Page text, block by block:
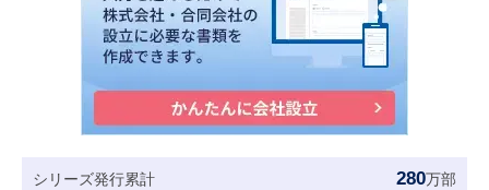
シリーズ発行累計 280万部